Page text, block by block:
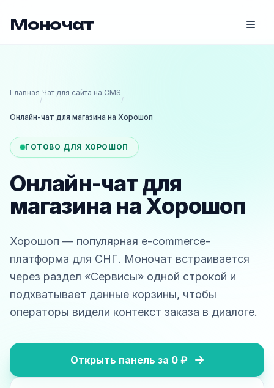
Моночат
Главная
/
Чат для сайта на CMS
/
Онлайн-чат для магазина на Хорошоп
ГОТОВО ДЛЯ ХОРОШОП
Онлайн-чат для
магазина на Хорошоп
Хорошоп — популярная e-commerce-
платформа для СНГ. Моночат встраивается
через раздел «Сервисы» одной строкой и
подхватывает данные корзины, чтобы
операторы видели контекст заказа в диалоге.
Открыть панель за 0 ₽